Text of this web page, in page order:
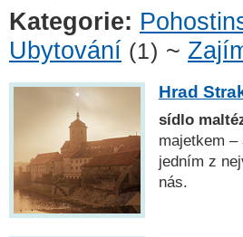
Kategorie:
Ubytování (1) ~
Hrad
sídlo
majetkem
jedním z
nás.